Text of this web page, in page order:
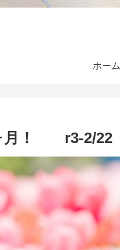
ホーム
月！ r3-2/22